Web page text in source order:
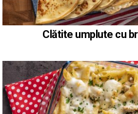
Clătite umplute cu